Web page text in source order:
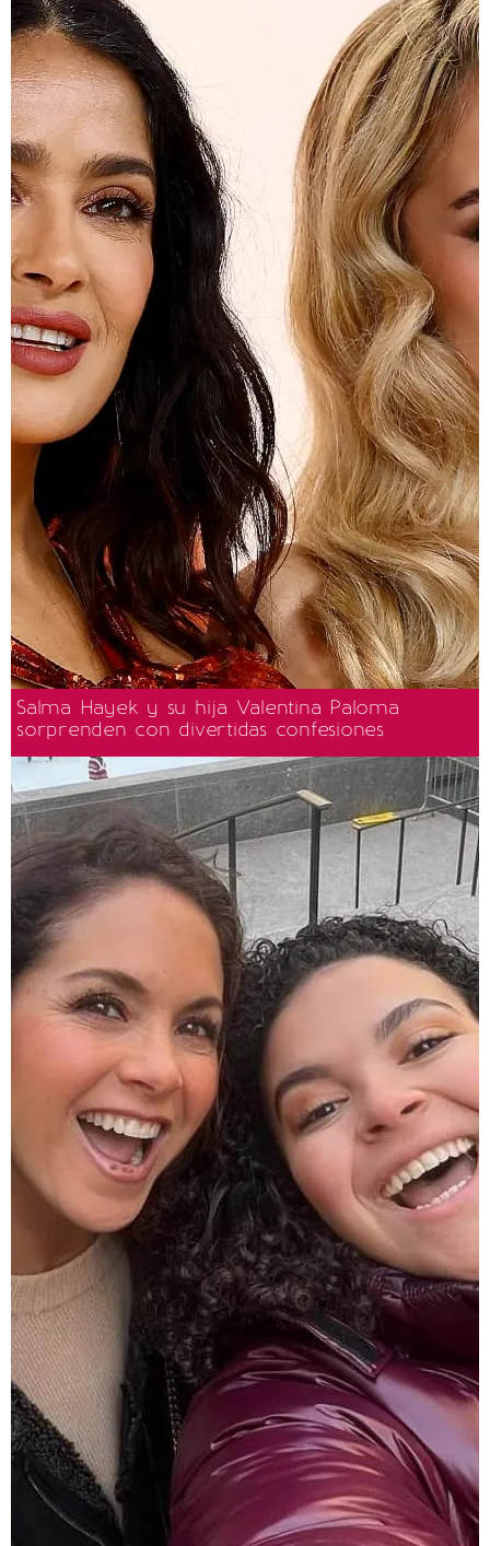
Salma Hayek y su hija Valentina Paloma
sorprenden con divertidas confesiones